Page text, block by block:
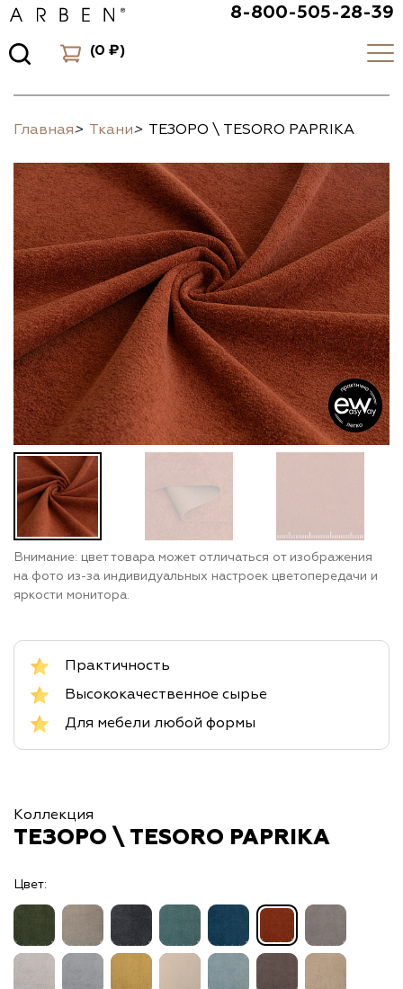
8-800-505-28-39
(0 ₽)
Главная> Ткани> ТЕЗОРО \ TESORO PAPRIKA
Внимание: цвет товара может отличаться от изображения
на фото из-за индивидуальных настроек цветопередачи и
яркости монитора.
Практичность
Высококачественное сырье
Для мебели любой формы
Коллекция
ТЕЗОРО \ TESORO PAPRIKA
Цвет: